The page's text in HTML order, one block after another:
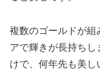
複数のゴールドが組
アで輝きが長持ち
けで、何年先も美